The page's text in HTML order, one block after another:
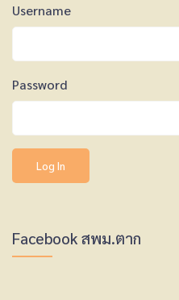
Username
Password
Facebook สพม.ตาก